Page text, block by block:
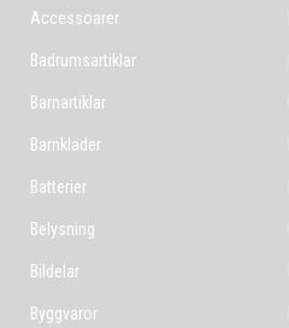
Accessoarer
Badrumsartiklar
Barnartiklar
Barnkläder
Batterier
Belysning
Bildelar
Byggvaror